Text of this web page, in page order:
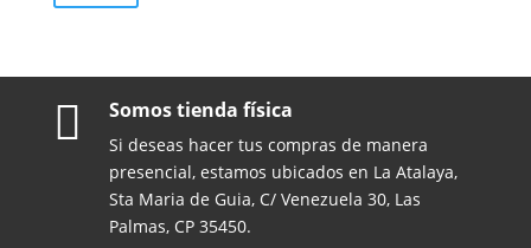
 Somos tienda física
Si deseas hacer tus compras de manera
presencial, estamos ubicados en La Atalaya,
Sta Maria de Guia, C/ Venezuela 30, Las
Palmas, CP 35450.